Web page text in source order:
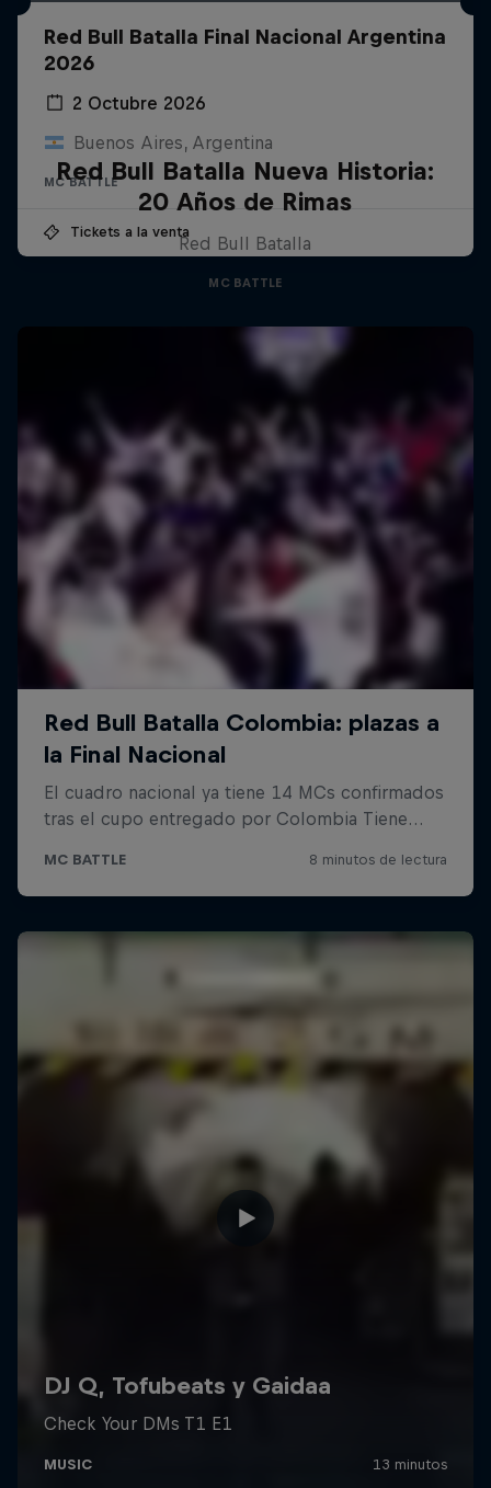
Red Bull Batalla Final Nacional Argentina
2026
2 Octubre 2026
Buenos Aires, Argentina
MC BATTLE
Tickets a la venta
Red Bull Batalla Nueva Historia:
20 Años de Rimas
Red Bull Batalla
MC BATTLE